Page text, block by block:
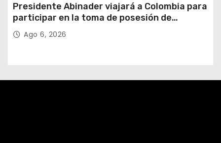
Presidente Abinader viajará a Colombia para
participar en la toma de posesión de
Abelardo de la Espriella
Ago 6, 2026